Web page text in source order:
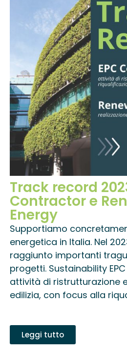
Track record
Contractor e
Energy
Supportiamo
energetica in Italia. Nel
raggiunto importanti
progetti. Sustainability
attività di ristrutturazione
edilizia, con focus alla
Leggi tutto